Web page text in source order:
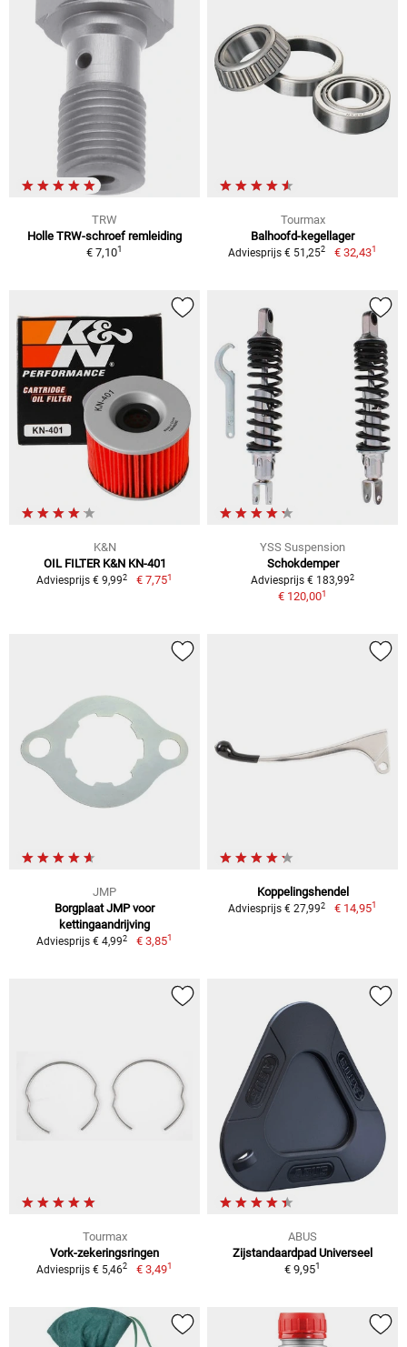
TRW
Holle TRW-schroef remleiding
€ 7,101
Tourmax
Balhoofd-kegellager
Adviesprijs € 51,252 € 32,431
K&N
OIL FILTER K&N KN-401
Adviesprijs € 9,992 € 7,751
YSS Suspension
Schokdemper
Adviesprijs € 183,992
€ 120,001
JMP
Borgplaat JMP voor
kettingaandrijving
Adviesprijs € 4,992 € 3,851
Koppelingshendel
Adviesprijs € 27,992 € 14,951
Tourmax
Vork-zekeringsringen
Adviesprijs € 5,462 € 3,491
ABUS
Zijstandaardpad Universeel
€ 9,951